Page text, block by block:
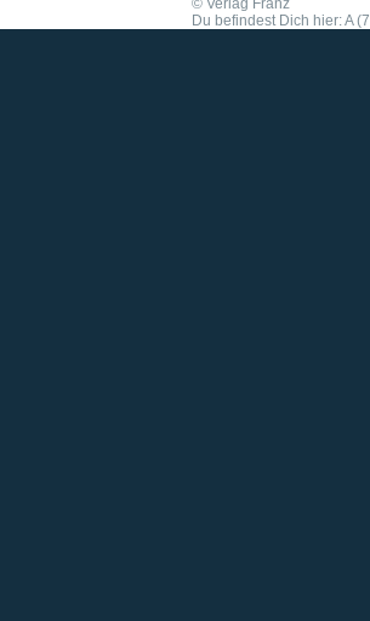
© Verlag Franz
Du befindest Dich hier: A